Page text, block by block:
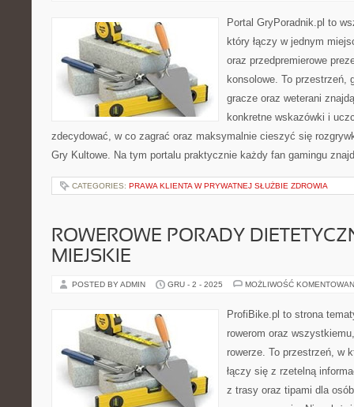
Portal GryPoradnik.pl to
który łączy w jednym
oraz przedpremierowe
konsolowe. To przestrzeń,
gracze oraz weterani
konkretne wskazówki i
zdecydować, w co zagrać oraz maksymalnie cieszyć się
Gry Kultowe. Na tym portalu praktycznie każdy fan gamingu
CATEGORIES: PRAWA KLIENTA W PRYWATNEJ SŁUŻBIE ZDROWIA
ROWEROWE PORADY
MIEJSKIE
POSTED BY ADMIN GRU - 2 - 2025 MOŻLIWOŚĆ
ProfiBike.pl to strona
rowerom oraz
rowerze. To przestrzeń, w
łączy się z rzetelną
z trasy oraz tipami dla